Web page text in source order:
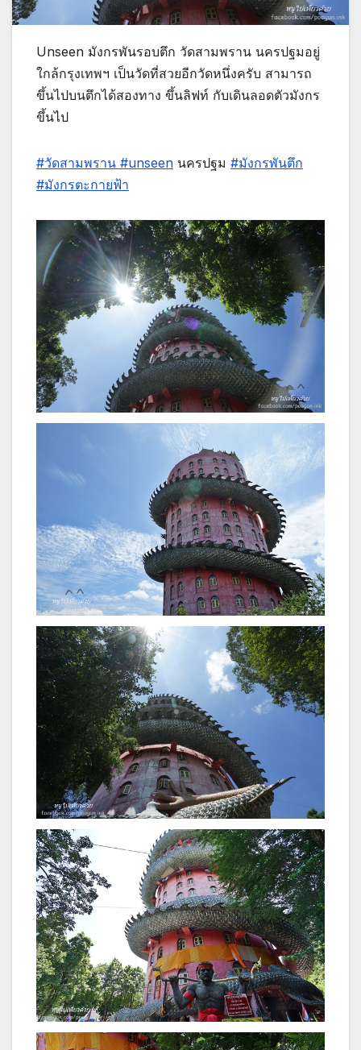
Unseen มังกรพันรอบตึก วัดสามพราน นครปฐมอยู่
ใกล้กรุงเทพฯ เป็นวัดที่สวยอีกวัดหนึ่งครับ สามารถ
ขึ้นไปบนตึกได้สองทาง ขึ้นลิฟท์ กับเดินลอดตัวมังกร
ขึ้นไป
#วัดสามพราน #unseen นครปฐม #มังกรพันตึก
#มังกรตะกายฟ้า